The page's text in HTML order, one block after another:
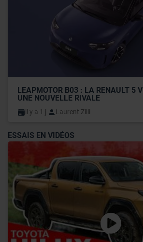
LEAPMOTOR B03 : LA RENAULT 5
UNE NOUVELLE RIVALE
il y a 1 j Laurent Zilli
ESSAIS EN VIDÉOS